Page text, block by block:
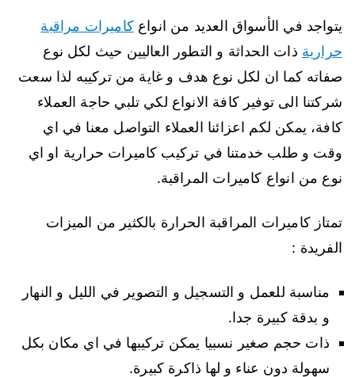
يتواجد في الأسواق العديد من انواعكاميرات مراقبة
حرارية ذات الحداثة و التطور العاليين حيث لكل نوع
صفاته كما ان لكل نوع هدف و غاية من تركيبه لذا سعت
شركتنا الى توفير كافة الانواع لكي تلبي حاجة العملاء
كافة، يمكن لكم اعزائنا العملاء التواصل معنا في اي
وقت و طلب خدمتنا في تركيب كاميرات حرارية او اي
نوع من انواع كاميرات المراقبة.
تمتاز كاميرات المراقبة الحرارة بالكثير من الميزات
الفريدة :
مناسبة للعمل و التسجيل و التصوير في الليل و النهار
و بدقة كبيرة جدا.
ذات حجم صغير نسبيا يمكن تركيبها في اي مكان بكل
سهولة دون عناء و لها ذاكرة كبيرة.